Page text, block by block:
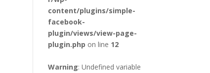
content/plugins/simple-
facebook-
plugin/views/view-page-
plugin.php on line 12
Warning: Undefined variable